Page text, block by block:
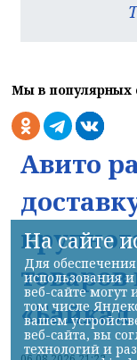
Мы в популярных
Авито
товаров
На сайте
Для
использования
веб-сайте могут
том числе
вашем
веб-сайта, вы
технологий и